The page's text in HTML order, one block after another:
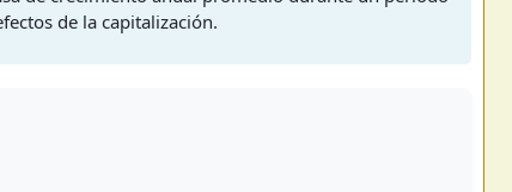
de la capitalización.